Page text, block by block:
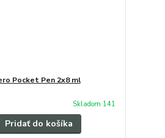
Pocket Pen 2x8 ml
Skladom 141
Pridať do košíka